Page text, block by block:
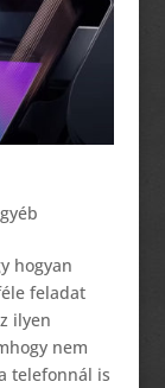
hogyan
feladat
ilyen
nem
telefonnál is